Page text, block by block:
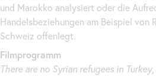
und Marokko analysiert oder die
Handelsbeziehungen am Beispiel von
Schweiz offenlegt.
Filmprogramm
There are no Syrian refugees in Turkey